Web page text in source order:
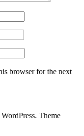
browser for the next
Theme